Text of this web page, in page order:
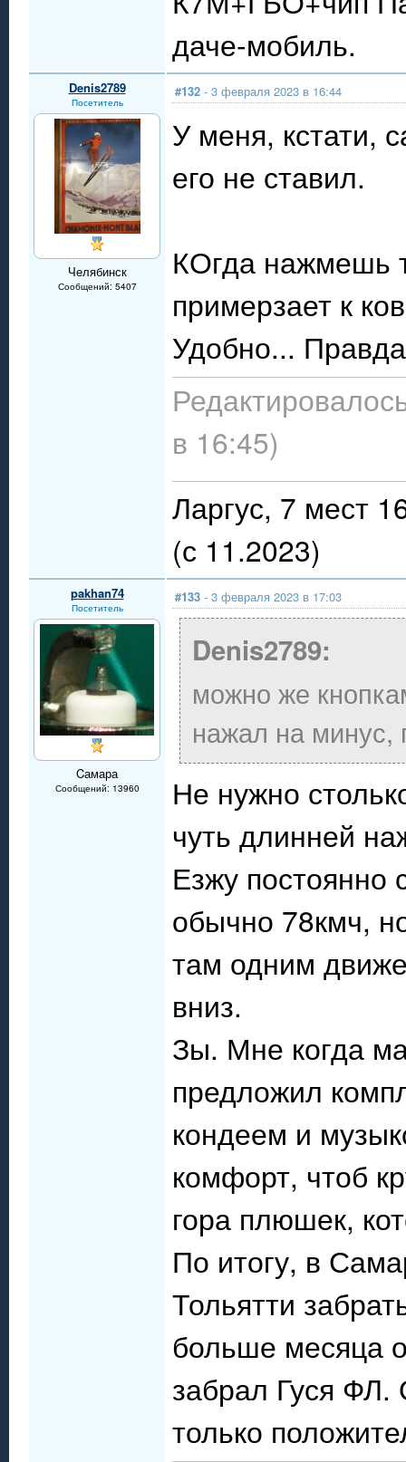
даче-мобиль.
Denis2789
Посетитель
Челябинск
Сообщений: 5407
#132 - 3 февраля 2023 в 16:44
У меня, кстати,
его не ставил.
КОгда нажмешь
примерзает к
Удобно...
в 16:45)
Ларгус, 7 мест
(с 11.2023)
pakhan74
Посетитель
Cамара
Сообщений: 13960
#133 - 3 февраля 2023 в 17:03
Denis2789:
можно же
нажал на минус,
Не нужно
чуть длинней
Езжу
обычно 78кмч,
там одним
вниз.
Зы. Мне когда
предложил
кондеем и
комфорт, чтоб
гора плюшек,
По итогу, в
Тольятти
больше месяца
забрал Гуся ФЛ.
только